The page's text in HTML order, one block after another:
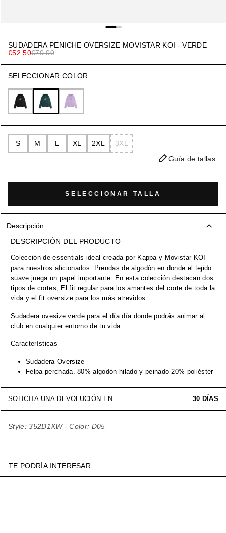
SUDADERA PENICHE OVERSIZE MOVISTAR KOI - VERDE
€52.50€70.00
SELECCIONAR COLOR
S M L XL 2XL
3XL
Guía de tallas
SELECCIONAR TALLA
Descripción
DESCRIPCIÓN DEL PRODUCTO
Colección de essentials ideal creada por Kappa y Movistar KOI
para nuestros aficionados. Prendas de algodón en donde el tejido
suave juega un papel importante. En esta colección destacan dos
tipos de cortes; El fit regular para los amantes del corte de toda la
vida y el fit oversize para los más atrevidos.
Sudadera ovesize verde para el día día donde podrás animar al
club en cualquier entorno de tu vida.
Características
Sudadera Oversize
Felpa perchada. 80% algodón hilado y peinado 20% poliéster
SOLICITA UNA DEVOLUCIÓN EN 30 DÍAS
Style: 352D1XW - Color: D05
TE PODRÍA INTERESAR: